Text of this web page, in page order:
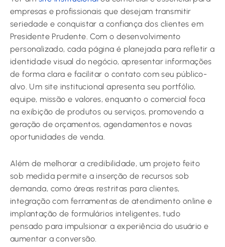
empresas e profissionais que desejam transmitir
seriedade e conquistar a confiança dos clientes em
Presidente Prudente. Com o desenvolvimento
personalizado, cada página é planejada para refletir a
identidade visual do negócio, apresentar informações
de forma clara e facilitar o contato com seu público-
alvo. Um site institucional apresenta seu portfólio,
equipe, missão e valores, enquanto o comercial foca
na exibição de produtos ou serviços, promovendo a
geração de orçamentos, agendamentos e novas
oportunidades de venda.
Além de melhorar a credibilidade, um projeto feito
sob medida permite a inserção de recursos sob
demanda, como áreas restritas para clientes,
integração com ferramentas de atendimento online e
implantação de formulários inteligentes, tudo
pensado para impulsionar a experiência do usuário e
aumentar a conversão.